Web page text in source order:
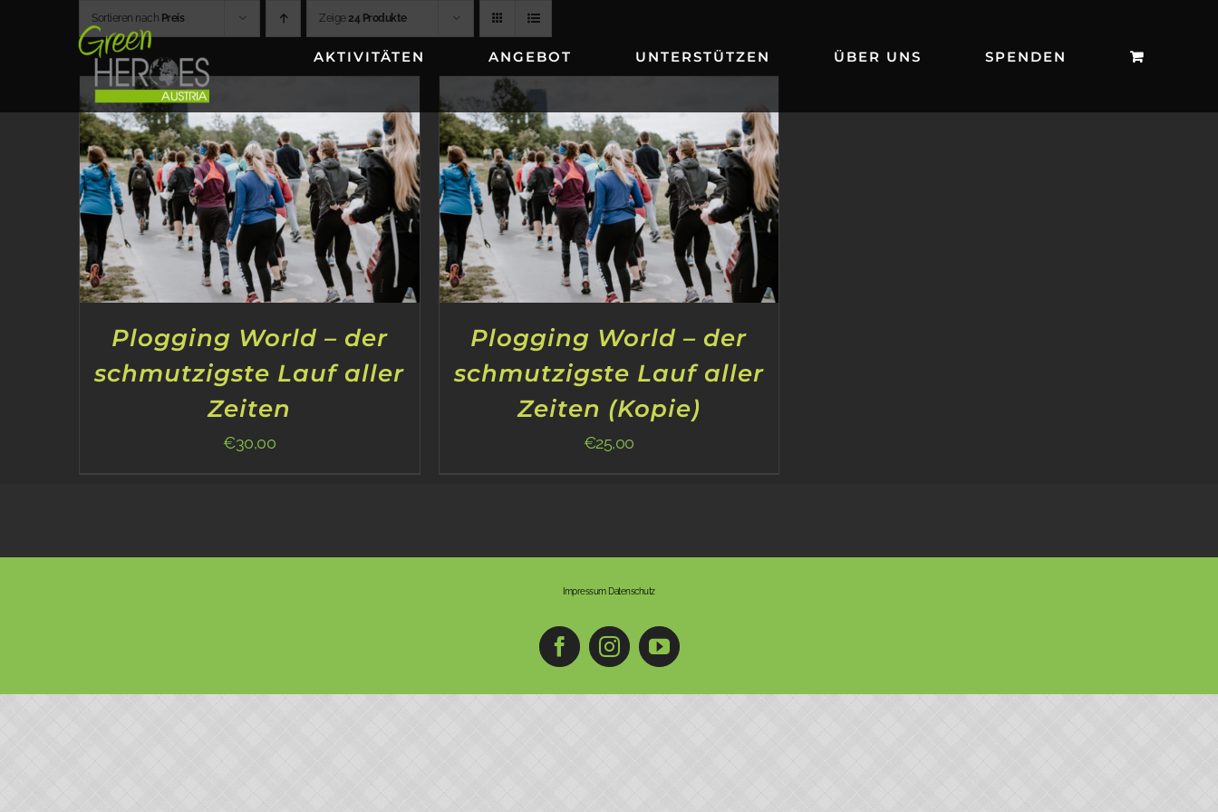
AKTIVITÄTEN ANGEBOT UNTERSTÜTZEN ÜBER UNS SPENDEN
Sortieren nach Preis Zeige24 Produkte
Plogging World – der
schmutzigste Lauf aller
Zeiten
€30,00
Plogging World – der
schmutzigste Lauf aller
Zeiten (Kopie)
€25,00
Impressum Datenschutz
FacebookInstagramYouTube